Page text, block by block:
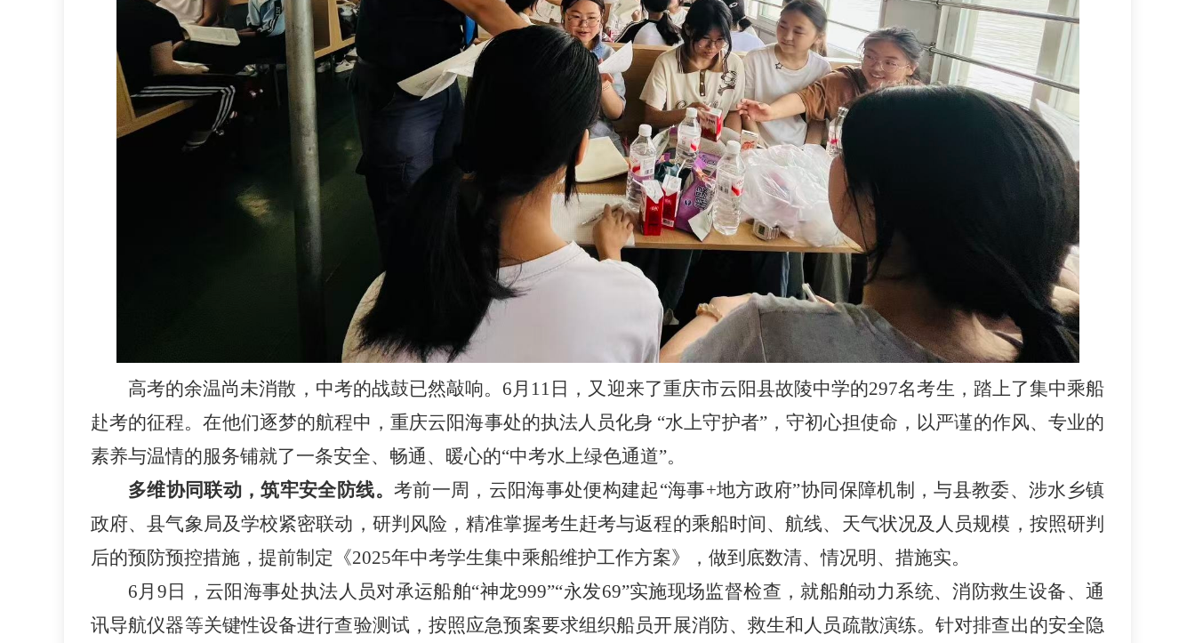
高考的余温尚未消散，中考的战鼓已然敲响。6月11日，又迎来了重庆市云阳县故陵中学的297名考生，踏上了集中乘船
赴考的征程。在他们逐梦的航程中，重庆云阳海事处的执法人员化身 “水上守护者”，守初心担使命，以严谨的作风、专业的
素养与温情的服务铺就了一条安全、畅通、暖心的“中考水上绿色通道”。
多维协同联动，筑牢安全防线。 考前一周，云阳海事处便构建起“海事+地方政府”协同保障机制，与县教委、涉水乡镇
政府、县气象局及学校紧密联动，研判风险，精准掌握考生赶考与返程的乘船时间、航线、天气状况及人员规模，按照研判
后的预防预控措施，提前制定《2025年中考学生集中乘船维护工作方案》，做到底数清、情况明、措施实。
6月9日，云阳海事处执法人员对承运船舶“神龙999”“永发69”实施现场监督检查，就船舶动力系统、消防救生设备、通
讯导航仪器等关键性设备进行查验测试，按照应急预案要求组织船员开展消防、救生和人员疏散演练。针对排查出的安全隐